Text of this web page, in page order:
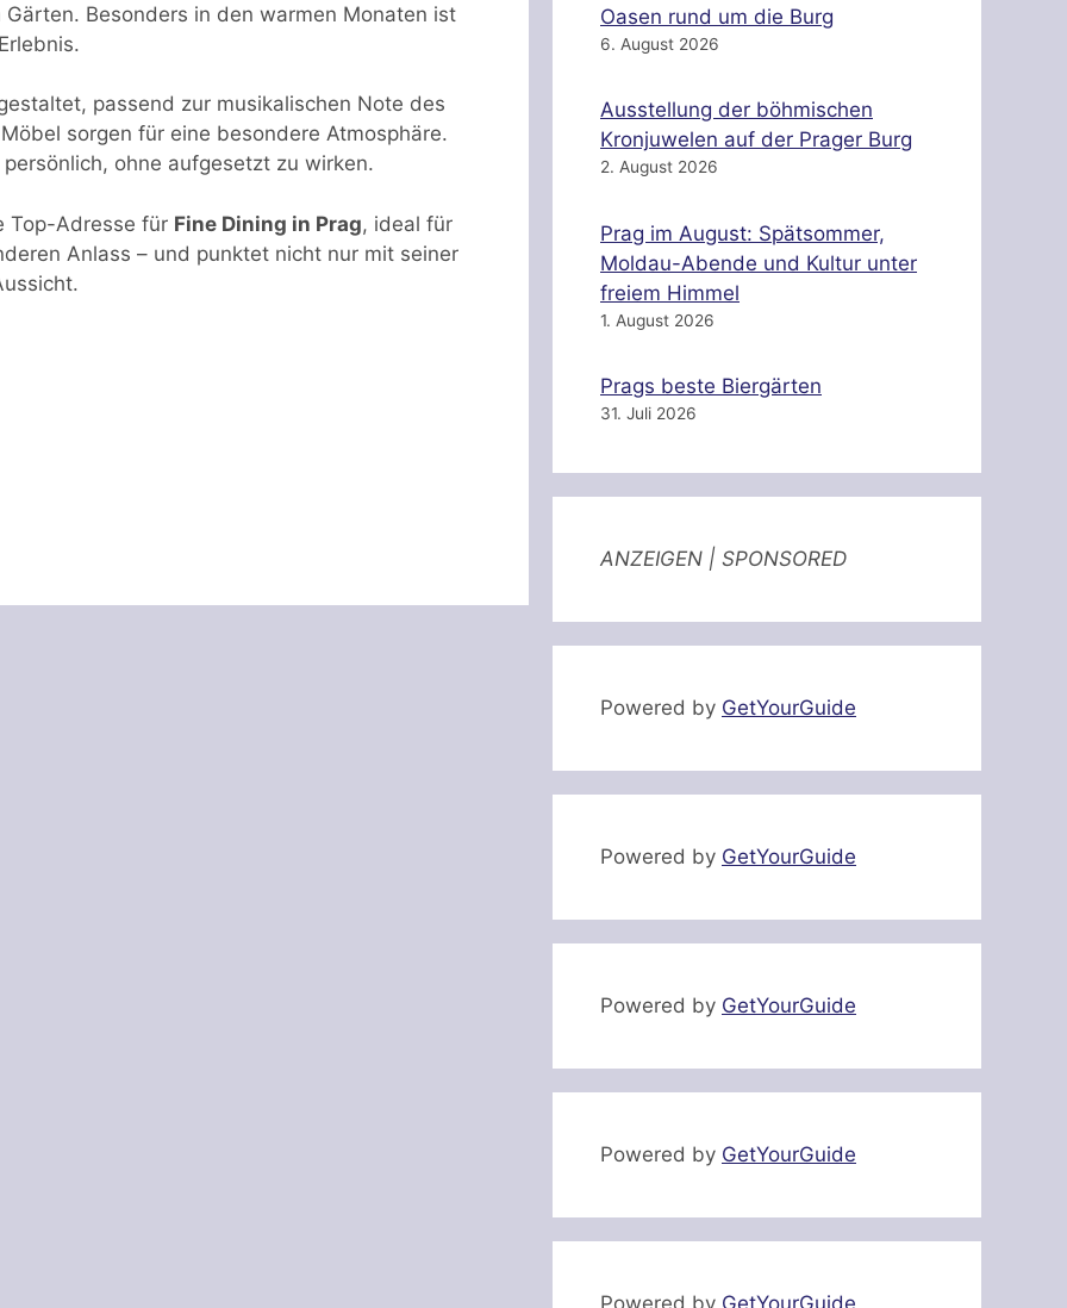
Besonders in den warmen Monaten ist
passend zur musikalischen Note des
sorgen für eine besondere Atmosphäre.
ohne aufgesetzt zu wirken.
Top-Adresse für Fine Dining in Prag, ideal für
Anlass – und punktet nicht nur mit seiner
Oasen rund um die Burg
6. August 2026
Ausstellung der böhmischen
Kronjuwelen auf der Prager Burg
2. August 2026
Prag im August: Spätsommer,
Moldau-Abende und Kultur unter
freiem Himmel
1. August 2026
Prags beste Biergärten
31. Juli 2026
ANZEIGEN | SPONSORED
Powered by GetYourGuide
Powered by GetYourGuide
Powered by GetYourGuide
Powered by GetYourGuide
Powered by GetYourGuide